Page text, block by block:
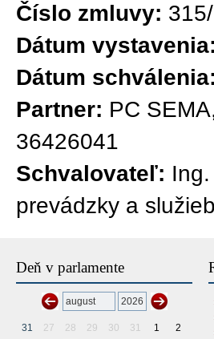
Číslo zmluvy:
Dátum vystavenia:
Dátum schválenia:
Partner: PC
36426041
Schvalovateľ:
prevádzky a
Deň v parlamente
31 27 28 29 30 31 1
2